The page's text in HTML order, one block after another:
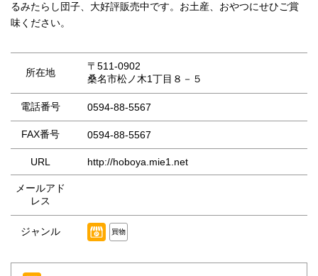
るみたらし団子、大好評販売中です。お土産、おやつにせひご賞
味ください。
所在地
〒511-0902
桑名市松ノ木1丁目８－５
電話番号 0594-88-5567
FAX番号 0594-88-5567
URL http://hoboya.mie1.net
メールアド
レス
ジャンル 買物